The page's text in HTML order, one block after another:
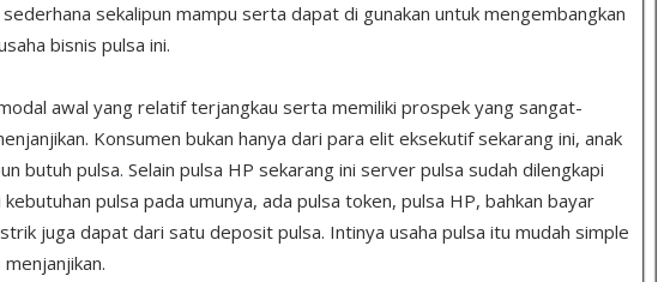
sekalipun mampu serta dapat di gunakan untuk mengembangkan
bisnis pulsa ini.
awal yang relatif terjangkau serta memiliki prospek yang sangat-
Konsumen bukan hanya dari para elit eksekutif sekarang ini, anak
butuh pulsa. Selain pulsa HP sekarang ini server pulsa sudah dilengkapi
pulsa pada umunya, ada pulsa token, pulsa HP, bahkan bayar
juga dapat dari satu deposit pulsa. Intinya usaha pulsa itu mudah simple